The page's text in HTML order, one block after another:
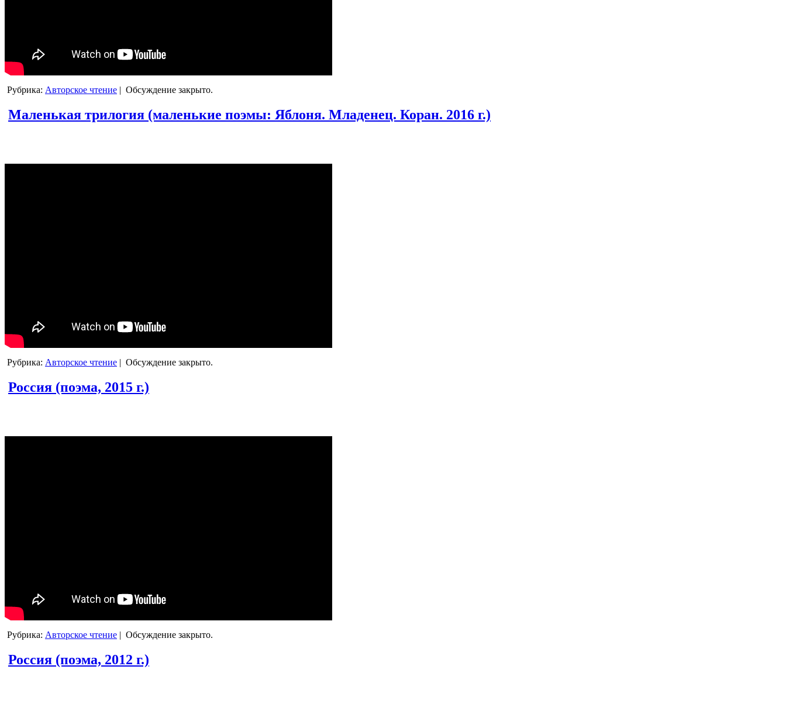
Рубрика: Авторское чтение | Обсуждение закрыто.
Маленькая трилогия (маленькие поэмы: Яблоня. Младенец. Коран. 2016 г.)
Рубрика: Авторское чтение | Обсуждение закрыто.
Россия (поэма, 2015 г.)
Рубрика: Авторское чтение | Обсуждение закрыто.
Россия (поэма, 2012 г.)